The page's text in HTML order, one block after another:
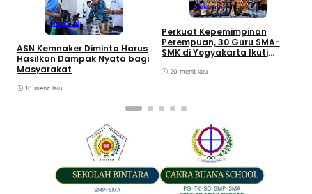
Nasional
ASN Kemnaker Diminta Harus
Hasilkan Dampak Nyata bagi
Masyarakat
16 menit lalu
Sekolah
Perkuat Kepemimpinan
Perempuan, 30 Guru SMA-
SMK di Yogyakarta Ikuti
20 menit lalu